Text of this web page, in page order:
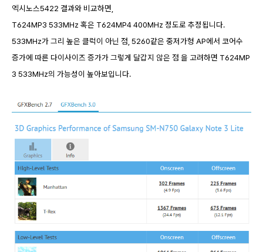
엑시노스5422 결과와 비교하면,
T624MP3 533MHz 혹은 T624MP4 400MHz 정도로 추정됩니다.
533MHz가 그리 높은 클럭이 아닌 점, 5260같은 중저가형 AP에서 코어수
증가에 따른 다이사이즈 증가가 그렇게 달갑지 않은 점 을 고려하면 T624MP
3 533MHz의 가능성이 높아보입니다.